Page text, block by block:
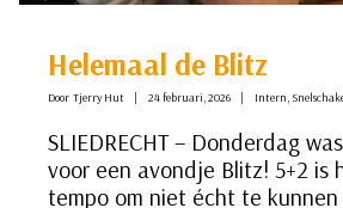
Helemaal de Blitz
Door Tjerry Hut 24 februari, 2026 Intern,
SLIEDRECHT – Donderdag
voor een avondje Blitz! 5+2 is
tempo om niet écht te